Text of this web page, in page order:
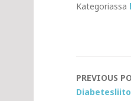
Kategoriassa
Post
PREVIOUS